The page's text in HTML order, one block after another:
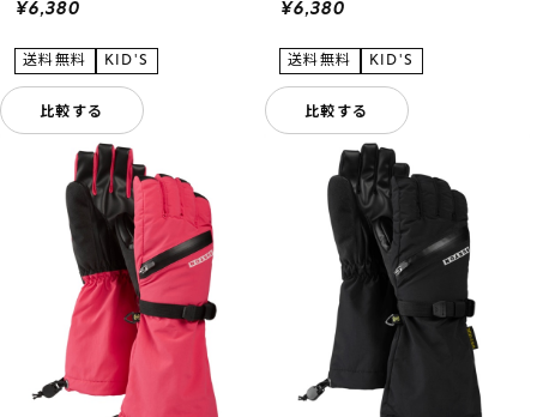
¥6,380
比較する
¥6,380
比較する